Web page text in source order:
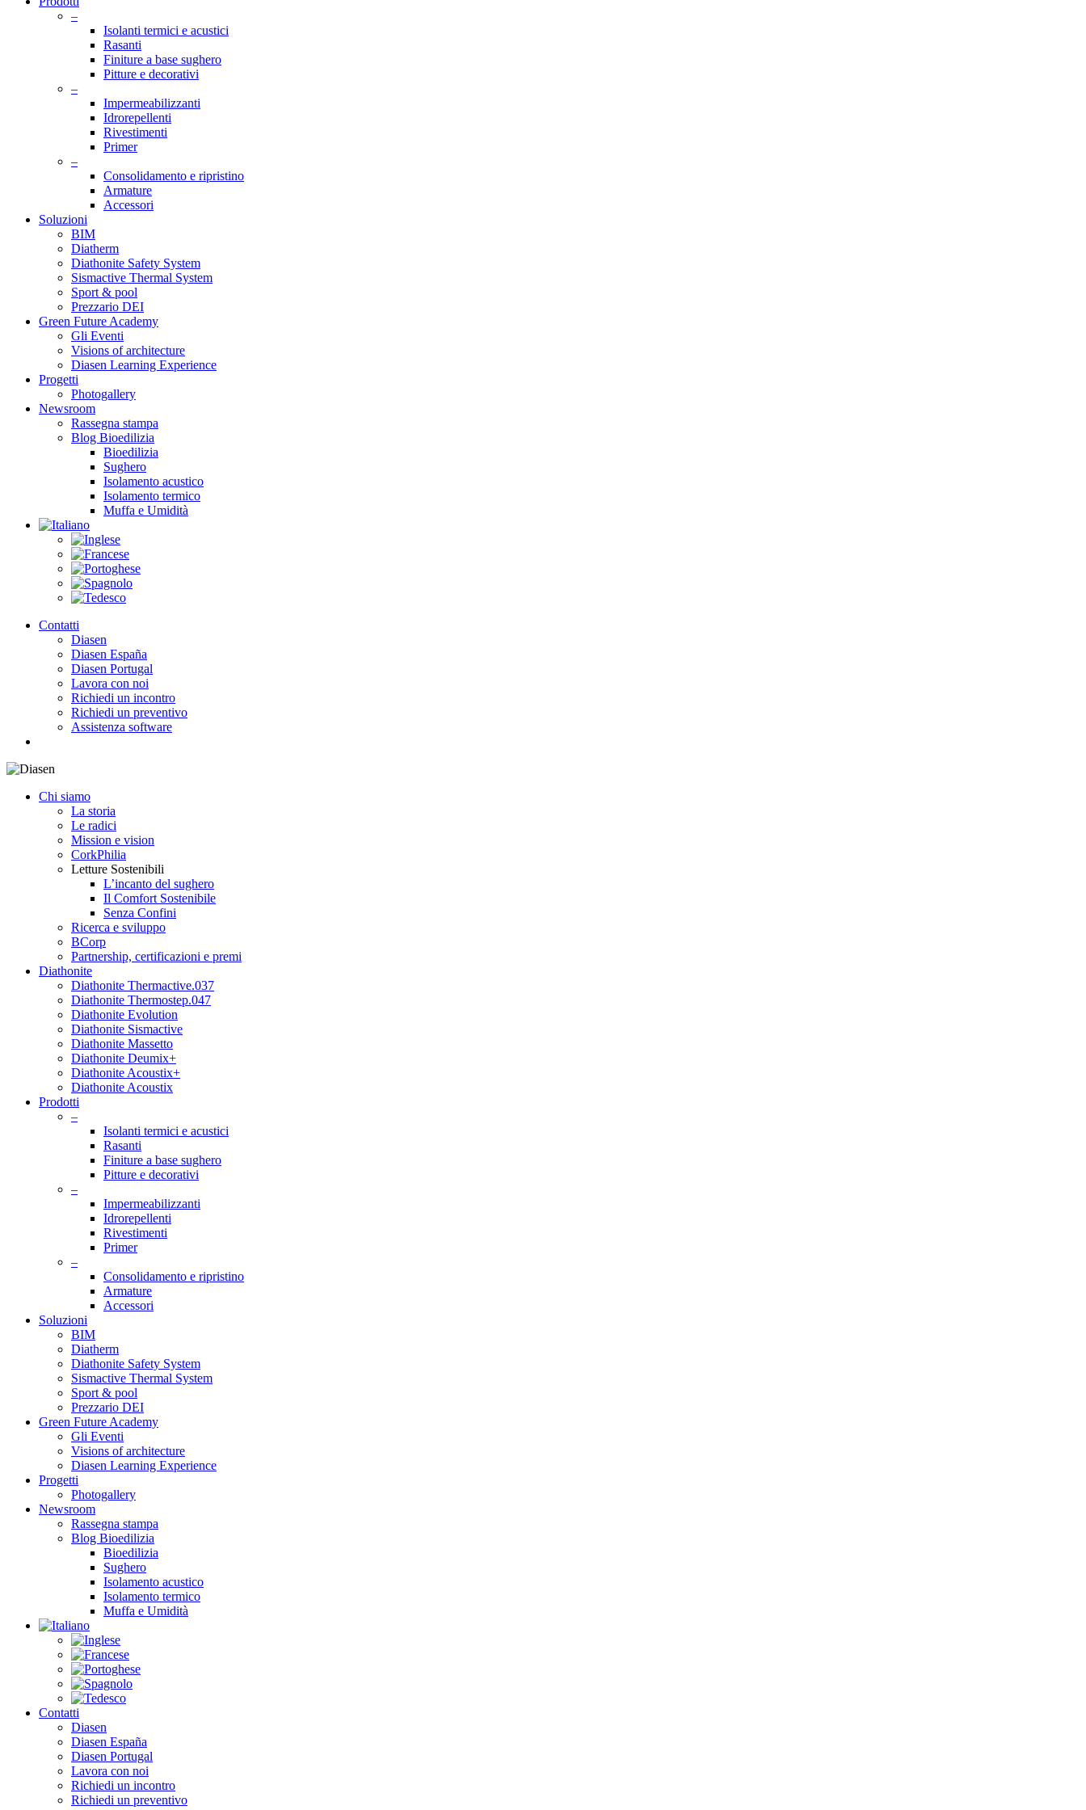
–
Isolanti termici e acustici
Rasanti
Finiture a base sughero
Pitture e decorativi
–
Impermeabilizzanti
Idrorepellenti
Rivestimenti
Primer
–
Consolidamento e ripristino
Armature
Accessori
Soluzioni
BIM
Diatherm
Diathonite Safety System
Sismactive Thermal System
Sport & pool
Prezzario DEI
Green Future Academy
Gli Eventi
Visions of architecture
Diasen Learning Experience
Progetti
Photogallery
Newsroom
Rassegna stampa
Blog Bioedilizia
Bioedilizia
Sughero
Isolamento acustico
Isolamento termico
Muffa e Umidità
Contatti
Diasen
Diasen España
Diasen Portugal
Lavora con noi
Richiedi un incontro
Richiedi un preventivo
Assistenza software
Chi siamo
La storia
Le radici
Mission e vision
CorkPhilia
Letture Sostenibili
L’incanto del sughero
Il Comfort Sostenibile
Senza Confini
Ricerca e sviluppo
BCorp
Partnership, certificazioni e premi
Diathonite
Diathonite Thermactive.037
Diathonite Thermostep.047
Diathonite Evolution
Diathonite Sismactive
Diathonite Massetto
Diathonite Deumix+
Diathonite Acoustix+
Diathonite Acoustix
Prodotti
–
Isolanti termici e acustici
Rasanti
Finiture a base sughero
Pitture e decorativi
–
Impermeabilizzanti
Idrorepellenti
Rivestimenti
Primer
–
Consolidamento e ripristino
Armature
Accessori
Soluzioni
BIM
Diatherm
Diathonite Safety System
Sismactive Thermal System
Sport & pool
Prezzario DEI
Green Future Academy
Gli Eventi
Visions of architecture
Diasen Learning Experience
Progetti
Photogallery
Newsroom
Rassegna stampa
Blog Bioedilizia
Bioedilizia
Sughero
Isolamento acustico
Isolamento termico
Muffa e Umidità
Contatti
Diasen
Diasen España
Diasen Portugal
Lavora con noi
Richiedi un incontro
Richiedi un preventivo